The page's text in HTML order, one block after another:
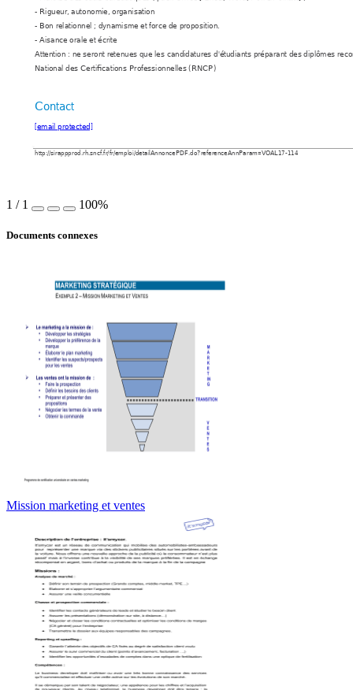
- Rigueur, autonomie, organisation
- Bon relationnel ; dynamisme et force de proposition.
- Aisance orale et écrite
Attention : ne seront retenues que les candidatures d'étudiants préparant des diplômes
National des Certifications Professionnelles (RNCP)
Contact
[email protected]
http://sirappprod.rh.sncf.fr/fr/emploi/detailAnnoncePDF.do?referenceAnnParam=VOAL17-114
1 / 1 100%
Documents connexes
Mission marketing et ventes